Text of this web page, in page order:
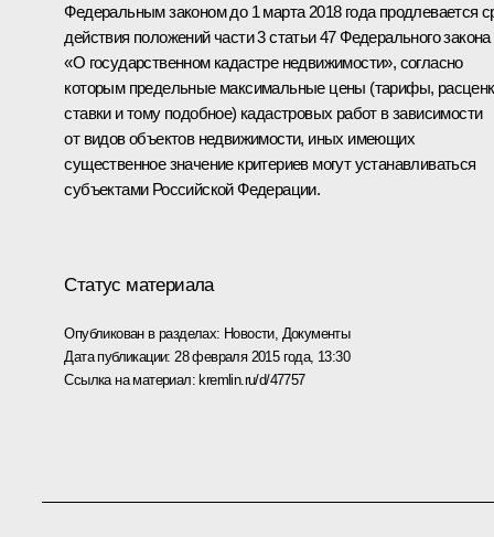
Федеральным законом до 1 марта 2018 года продлевается
действия положений части 3 статьи 47 Федерального закона
«О государственном кадастре недвижимости», согласно
которым предельные максимальные цены (тарифы,
ставки и тому подобное) кадастровых работ в зависимости
от видов объектов недвижимости, иных имеющих
существенное значение критериев могут устанавливаться
субъектами Российской Федерации.
Статус материала
Опубликован в разделах: Новости, Документы
Дата публикации: 28 февраля 2015 года, 13:30
Ссылка на материал: kremlin.ru/d/47757